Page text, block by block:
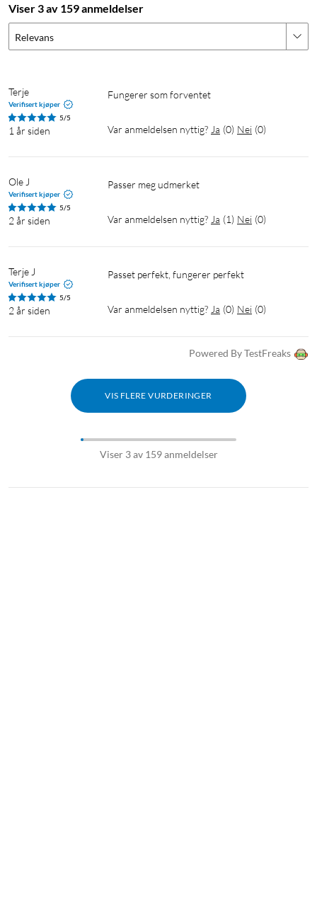
Viser 3 av 159 anmeldelser
Relevans
Terje
Verifisert kjøper
5/5
1 år siden
Fungerer som forventet
Var anmeldelsen nyttig? Ja (0) Nei (0)
Ole J
Verifisert kjøper
5/5
2 år siden
Passer meg udmerket
Var anmeldelsen nyttig? Ja (1) Nei (0)
Terje J
Verifisert kjøper
5/5
2 år siden
Passet perfekt, fungerer perfekt
Var anmeldelsen nyttig? Ja (0) Nei (0)
Powered By TestFreaks
VIS FLERE VURDERINGER
Viser 3 av 159 anmeldelser